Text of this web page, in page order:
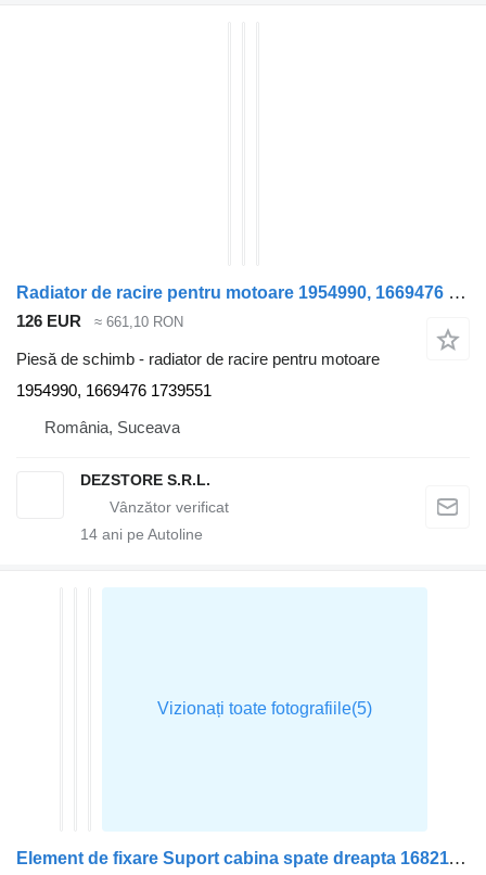
Radiator de racire pentru motoare 1954990, 1669476 pentru cap tractor DAF CF85
126 EUR ≈ 661,10 RON
Piesă de schimb - radiator de racire pentru motoare
1954990, 1669476 1739551
România, Suceava
DEZSTORE S.R.L.
14 ani pe Autoline
Element de fixare Suport cabina spate dreapta 1682113 pentru cap tractor DAF CF85